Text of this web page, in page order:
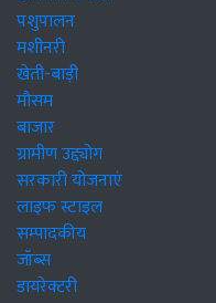
पशुपालन
मशीनरी
खेती-बाड़ी
मौसम
बाजार
ग्रामीण उद्द्योग
सरकारी योजनाएं
लाइफ स्टाइल
सम्पादकीय
जॉब्स
डायरेक्टरी